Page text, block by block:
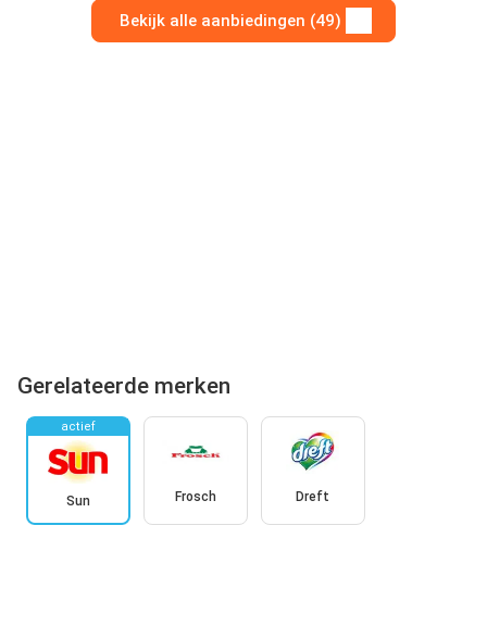
Bekijk alle aanbiedingen (49)
Gerelateerde merken
actief
Sun Frosch Dreft